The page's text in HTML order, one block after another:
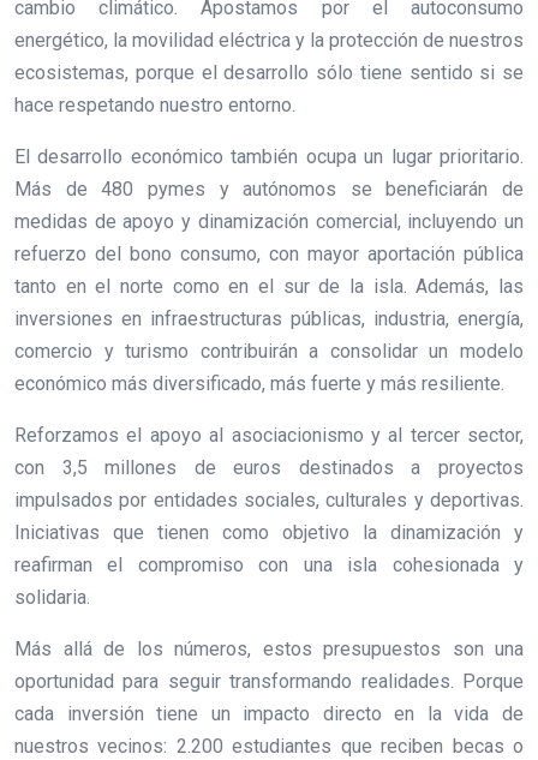
cambio climático. Apostamos por el autoconsumo
energético, la movilidad eléctrica y la protección de nuestros
ecosistemas, porque el desarrollo sólo tiene sentido si se
hace respetando nuestro entorno.
El desarrollo económico también ocupa un lugar prioritario.
Más de 480 pymes y autónomos se beneficiarán de
medidas de apoyo y dinamización comercial, incluyendo un
refuerzo del bono consumo, con mayor aportación pública
tanto en el norte como en el sur de la isla. Además, las
inversiones en infraestructuras públicas, industria, energía,
comercio y turismo contribuirán a consolidar un modelo
económico más diversificado, más fuerte y más resiliente.
Reforzamos el apoyo al asociacionismo y al tercer sector,
con 3,5 millones de euros destinados a proyectos
impulsados por entidades sociales, culturales y deportivas.
Iniciativas que tienen como objetivo la dinamización y
reafirman el compromiso con una isla cohesionada y
solidaria.
Más allá de los números, estos presupuestos son una
oportunidad para seguir transformando realidades. Porque
cada inversión tiene un impacto directo en la vida de
nuestros vecinos: 2.200 estudiantes que reciben becas o